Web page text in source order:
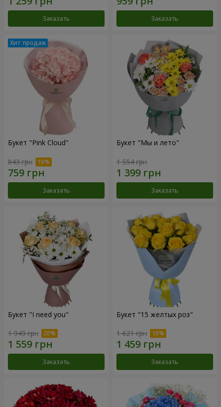
Заказать Заказать
Букет "Pink Cloud"
843 грн
Заказать
Букет "Мы и лето"
1 554 грн
Заказать
Букет "I need you"
1 949 грн
Заказать
Букет "15 желтых роз"
1 621 грн
Заказать